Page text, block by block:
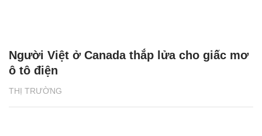
THỊ TRƯỜNG
Người Việt ở Canada thắp lửa cho giấc mơ
ô tô điện